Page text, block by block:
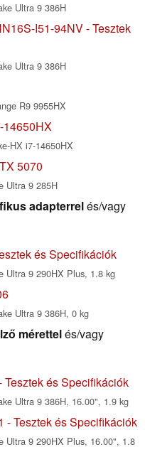
Ultra 9 386H
I51-94NV - Tesztek
Ultra 9 386H
R9 9955HX
14650HX
HX i7-14650HX
5070
Ultra 9 285H
adapterrelés/vagy
és Specifikációk
Ultra 9 290HX Plus, 1.8 kg
Ultra 9 386H, 0 kg
mérettelés/vagy
Tesztek és Specifikációk
Ultra 9 386H, 16.00", 1.9 kg
- Tesztek és Specifikációk
Ultra 9 290HX Plus, 16.00", 1.8